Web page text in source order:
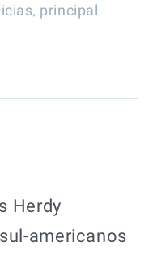
, principal
Herdy
americanos